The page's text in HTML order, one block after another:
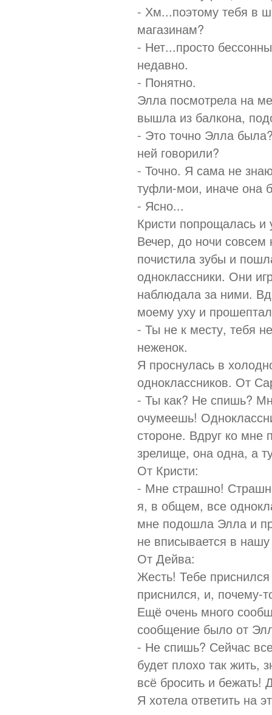
- Хм...поэтому тебя в
магазинам?
- Нет...просто
недавно.
- Понятно.
Элла посмотрела на
вышла из балкона,
- Это точно Элла
ней говорили?
- Точно. Я сама не
туфли-мои, иначе она
- Ясно...
Кристи попрощалась
Вечер, до ночи
почистила зубы и
одноклассники. Они
наблюдала за ними.
моему уху и
- Ты не к месту, тебя
неженок.
Я проснулась в
одноклассников. От
- Ты как? Не спишь?
очумеешь!
стороне. Вдруг ко
зрелище, она одна, а
От Кристи:
- Мне страшно!
я, в общем, все
мне подошла Элла и
не вписывается в
От Дейва:
Жесть! Тебе
приснился, и, почему-
Ещё очень много
сообщение было от
- Не спишь? Сейчас
будет плохо так жить,
всё бросить и бежать!
Я хотела ответить на